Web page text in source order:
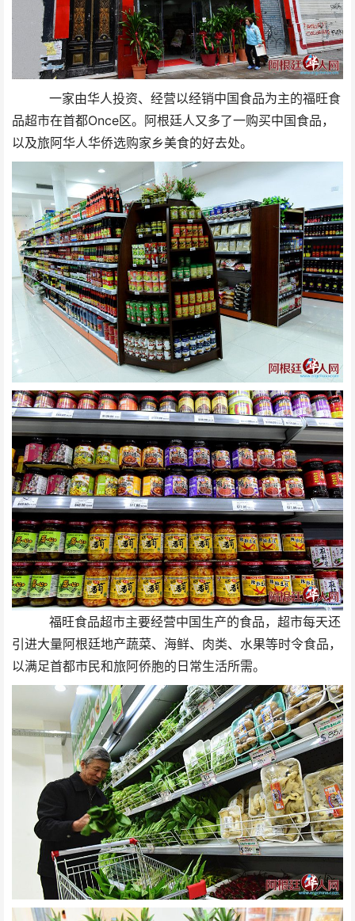
一家由华人投资、经营以经销中国食品为主的福旺食
品超市在首都Once区。阿根廷人又多了一购买中国食品，
以及旅阿华人华侨选购家乡美食的好去处。
福旺食品超市主要经营中国生产的食品，超市每天还
引进大量阿根廷地产蔬菜、海鲜、肉类、水果等时令食品，
以满足首都市民和旅阿侨胞的日常生活所需。